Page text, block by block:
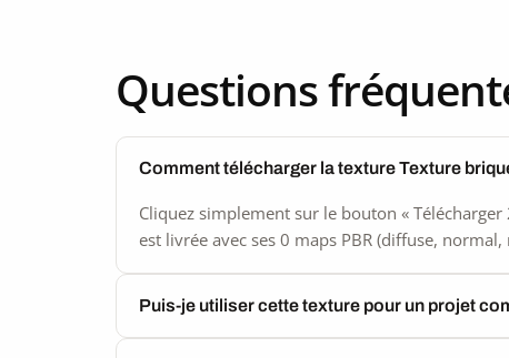
Questions
Comment télécharger la texture Texture
Cliquez simplement sur le bouton «
est livrée avec ses 0 maps PBR (diffuse, normal,
Puis-je utiliser cette texture pour un projet